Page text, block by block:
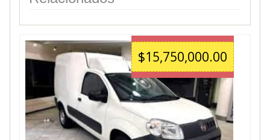
$15,750,000.00